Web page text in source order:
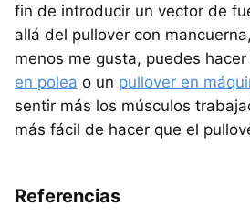
fin de introducir un vector de
allá del pullover con
menos me gusta, puedes hacer
en polea o un pullover en
sentir más los músculos
más fácil de hacer que el
Referencias